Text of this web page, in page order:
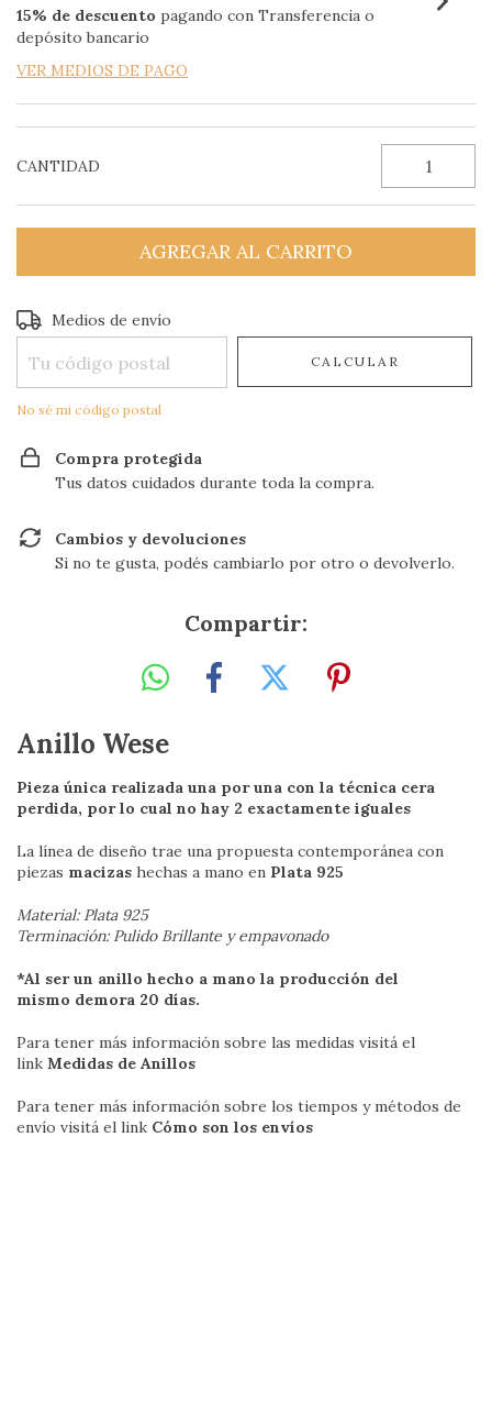
15% de descuento pagando con Transferencia o
depósito bancario
VER MEDIOS DE PAGO
CANTIDAD
Entregas para el CP:
Medios de envío
CALCULAR
No sé mi código postal
Compra protegida
Tus datos cuidados durante toda la compra.
Cambios y devoluciones
Si no te gusta, podés cambiarlo por otro o devolverlo.
Compartir:
Anillo Wese
Pieza única realizada una por una con la técnica cera
perdida, por lo cual no hay 2 exactamente iguales
La línea de diseño trae una propuesta contemporánea con
piezas macizas hechas a mano en Plata 925
Material: Plata 925
Terminación: Pulido Brillante y empavonado
*Al ser un anillo hecho a mano la producción del
mismo demora 20 días.
Para tener más información sobre las medidas visitá el
link Medidas de Anillos
Para tener más información sobre los tiempos y métodos de
envío visitá el link Cómo son los envíos